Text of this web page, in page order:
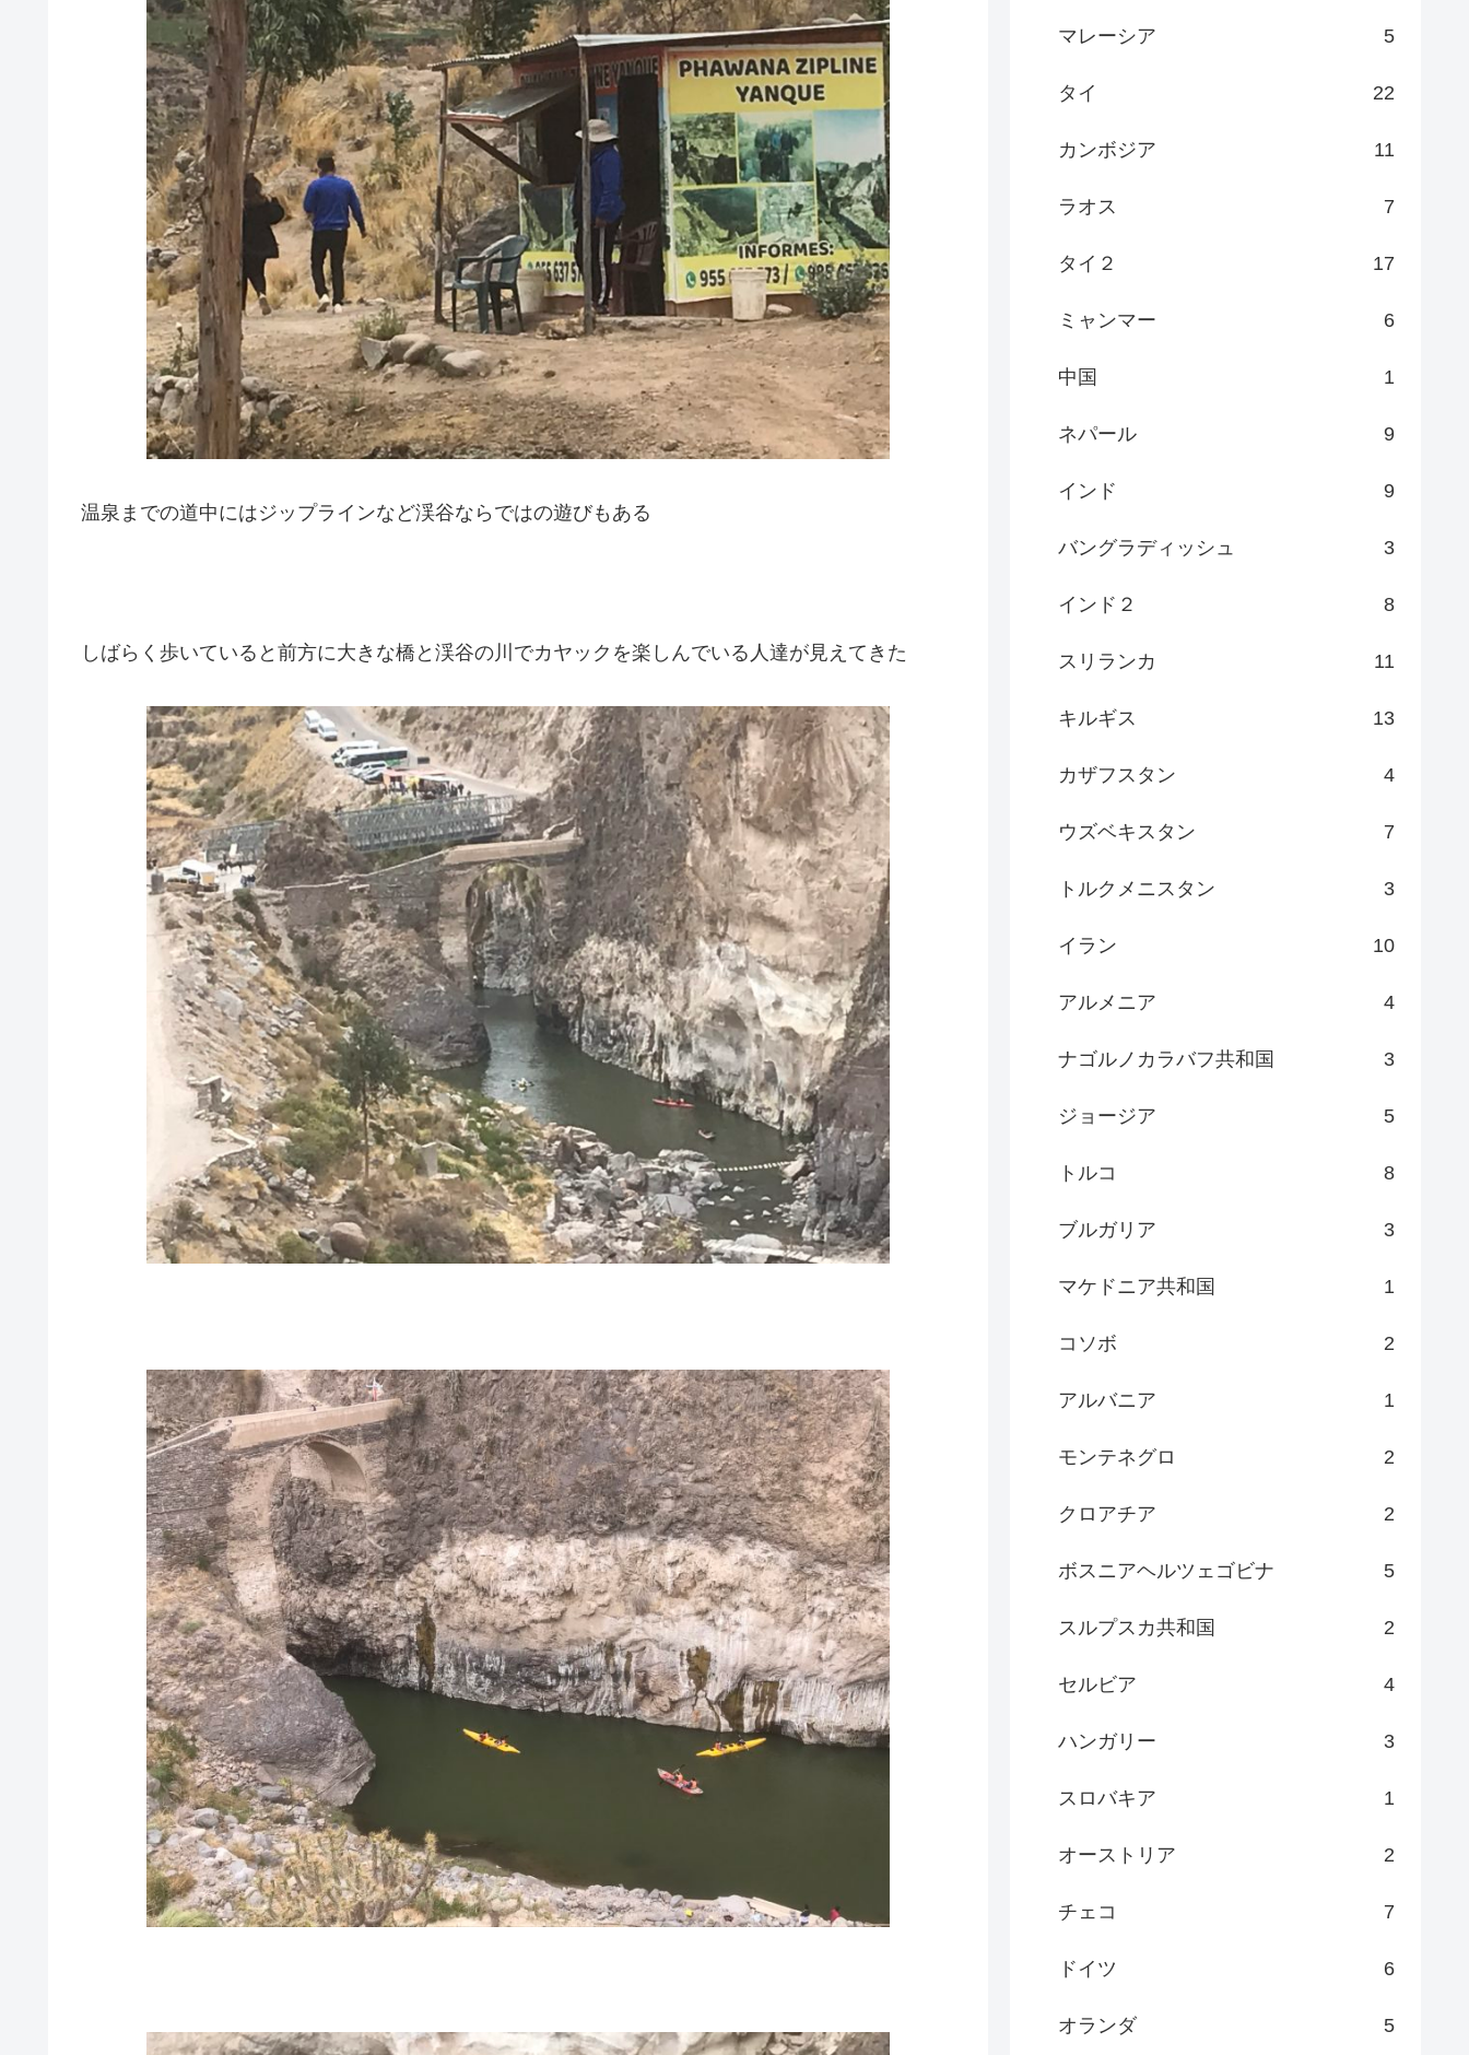
温泉までの道中にはジップラインなど渓谷ならではの遊びもある
しばらく歩いていると前方に大きな橋と渓谷の川でカヤックを楽しんでいる人達が見えてきた
マレーシア 5
タイ 22
カンボジア 11
ラオス 7
タイ２ 17
ミャンマー 6
中国 1
ネパール 9
インド 9
バングラディッシュ 3
インド２ 8
スリランカ 11
キルギス 13
カザフスタン 4
ウズベキスタン 7
トルクメニスタン 3
イラン 10
アルメニア 4
ナゴルノカラバフ共和国 3
ジョージア 5
トルコ 8
ブルガリア 3
マケドニア共和国 1
コソボ 2
アルバニア 1
モンテネグロ 2
クロアチア 2
ボスニアヘルツェゴビナ 5
スルプスカ共和国 2
セルビア 4
ハンガリー 3
スロバキア 1
オーストリア 2
チェコ 7
ドイツ 6
オランダ 5